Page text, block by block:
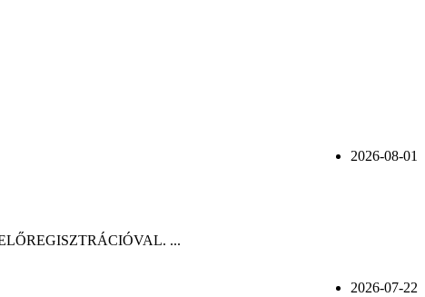
2026-08-01
ELŐREGISZTRÁCIÓVAL. ...
2026-07-22